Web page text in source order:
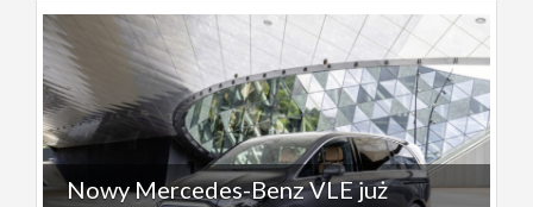
Nowy Mercedes-Benz VLE już